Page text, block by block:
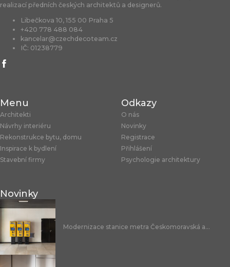
realizací předních českých architektů a designerů.
Libečkova 10, 155 00 Praha 5
+420 778 488 084
kancelar@czechdecoteam.cz
IČ: 01238779
Menu
Architekti
Návrhy interiéru
Rekonstrukce bytu, domu
Inspirace k bydlení
Stavební firmy
Odkazy
O nás
Novinky
Registrace
Přihlášení
Psychologie architektury
Novinky
Modernizace stanice metra Českomoravská a...